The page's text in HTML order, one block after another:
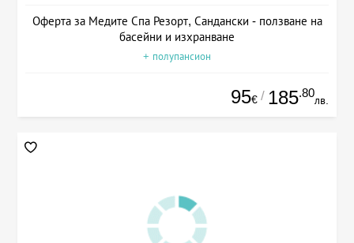
Оферта за Медите Спа Резорт, Сандански - ползване на
басейни и изхранване
+ полупансион
95€ / 185.80
лв.